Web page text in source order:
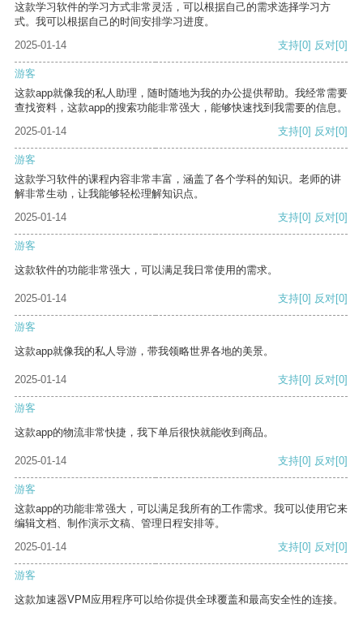
这款学习软件的学习方式非常灵活，可以根据自己的需求选择学习方
式。我可以根据自己的时间安排学习进度。
2025-01-14
支持[0] 反对[0]
游客
这款app就像我的私人助理，随时随地为我的办公提供帮助。我经常需要
查找资料，这款app的搜索功能非常强大，能够快速找到我需要的信息。
2025-01-14
支持[0] 反对[0]
游客
这款学习软件的课程内容非常丰富，涵盖了各个学科的知识。老师的讲
解非常生动，让我能够轻松理解知识点。
2025-01-14
支持[0] 反对[0]
游客
这款软件的功能非常强大，可以满足我日常使用的需求。
2025-01-14 支持[0] 反对[0]
游客
这款app就像我的私人导游，带我领略世界各地的美景。
2025-01-14 支持[0] 反对[0]
游客
这款app的物流非常快捷，我下单后很快就能收到商品。
2025-01-14 支持[0] 反对[0]
游客
这款app的功能非常强大，可以满足我所有的工作需求。我可以使用它来
编辑文档、制作演示文稿、管理日程安排等。
2025-01-14
支持[0] 反对[0]
游客
这款加速器VPM应用程序可以给你提供全球覆盖和最高安全性的连接。